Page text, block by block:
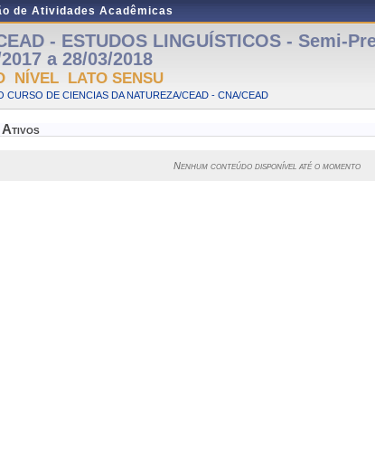
de Atividades Acadêmicas
- ESTUDOS LINGUÍSTICOS - Semi-
a 28/03/2018
NÍVEL LATO SENSU
CURSO DE CIENCIAS DA NATUREZA/CEAD - CNA/CEAD
Ativos
Nenhum conteúdo disponível até o momento